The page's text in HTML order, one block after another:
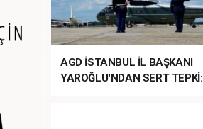
AGD İSTANBUL İL BAŞKANI
YAROĞLU'NDAN SERT TEPKİ: